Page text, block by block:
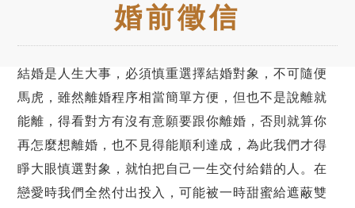
婚前徵信
結婚是人生大事，必須慎重選擇結婚對象，不可隨便
馬虎，雖然離婚程序相當簡單方便，但也不是說離就
能離，得看對方有沒有意願要跟你離婚，否則就算你
再怎麼想離婚，也不見得能順利達成，為此我們才得
睜大眼慎選對象，就怕把自己一生交付給錯的人。在
戀愛時我們全然付出投入，可能被一時甜蜜給遮蔽雙